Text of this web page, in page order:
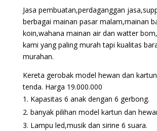
Jasa pembuatan,perdaganggan
berbagai mainan pasar malam,mainan
koin,wahana mainan air dan watter
kami yang paling murah tapi kualitas
murahan.
Kereta gerobak model hewan dan
tenda. Harga 19.000.000
Kapasitas 6 anak dengan 6 gerbong.
banyak pilihan model kartun dan
Lampu led,musik dan sirine 6 suara.